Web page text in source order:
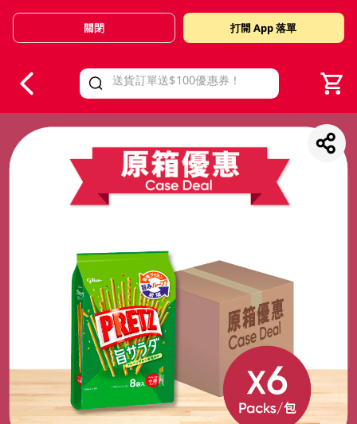
Valid Until 30 June 2026
關閉 打開 App 落單